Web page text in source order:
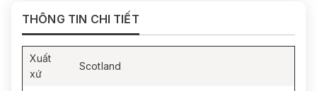
THÔNG TIN CHI TIẾT
Xuất
xứ
Scotland